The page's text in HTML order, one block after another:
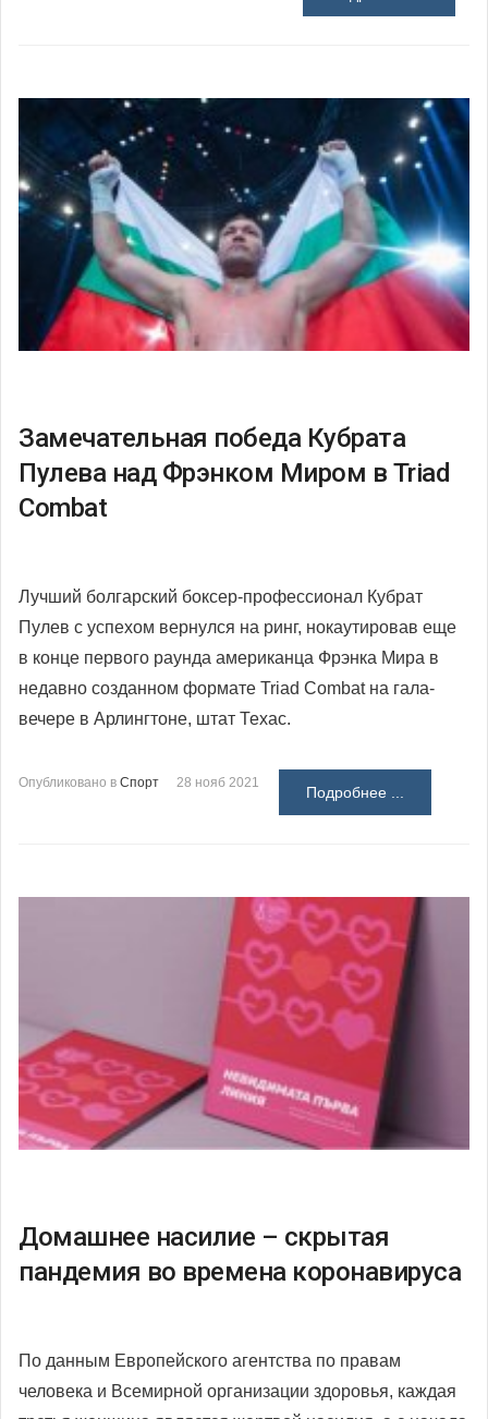
Замечательная победа Кубрата
Пулева над Фрэнком Миром в Triad
Combat
Лучший болгарский боксер-профессионал Кубрат
Пулев с успехом вернулся на ринг, нокаутировав еще
в конце первого раунда американца Фрэнка Мира в
недавно созданном формате Triad Combat на гала-
вечере в Арлингтоне, штат Техас.
Опубликовано в Спорт 28 нояб 2021
Подробнее ...
Домашнее насилие – скрытая
пандемия во времена коронавируса
По данным Европейского агентства по правам
человека и Всемирной организации здоровья, каждая